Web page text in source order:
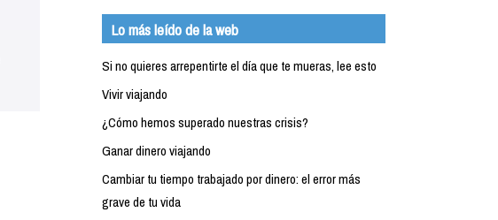
Lo más leído de la web
Si no quieres arrepentirte el día que te mueras, lee esto
Vivir viajando
¿Cómo hemos superado nuestras crisis?
Ganar dinero viajando
Cambiar tu tiempo trabajado por dinero: el error más
grave de tu vida